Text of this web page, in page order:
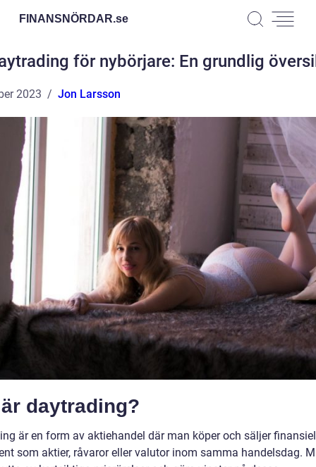
FINANSNÖRDAR.se
för nybörjare: En grundlig
2023 Jon Larsson
daytrading?
är en form av aktiehandel där man köper och säljer
som aktier, råvaror eller valutor inom samma handelsdag.